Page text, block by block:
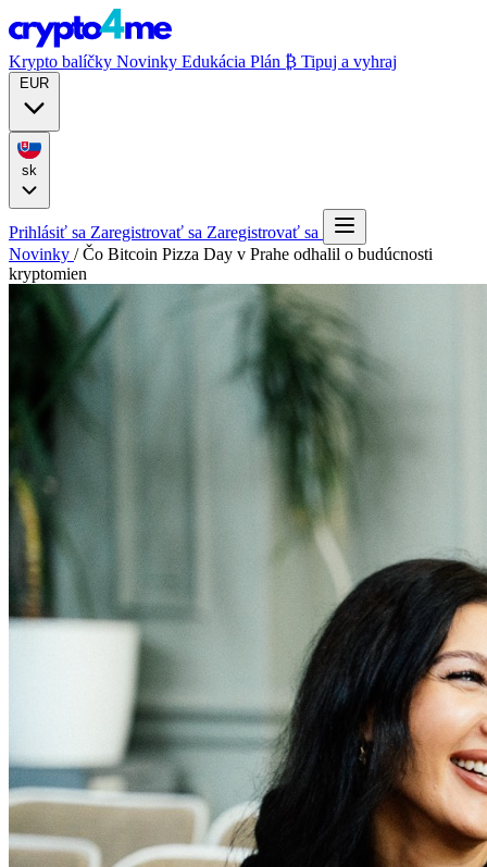
Krypto balíčky Novinky Edukácia Plán ₿ Tipuj a vyhraj
Prihlásiť sa Zaregistrovať sa Zaregistrovať sa
Novinky / Čo Bitcoin Pizza Day v Prahe odhalil o budúcnosti
kryptomien